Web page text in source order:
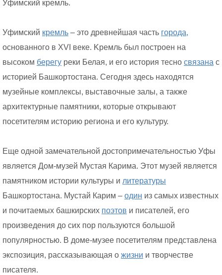
Уфимский кремль.
Уфимский кремль – это древнейшая часть города,
основанного в XVI веке. Kремль был построен на
высоком берегу реки Белая, и его история тесно связана с
историей Башкортостана. Сегодня здесь находятся
музейные комплексы, выставочные залы, а также
архитектурные памятники, которые открывают
посетителям историю региона и его культуру.
Еще одной замечательной достопримечательностью Уфы
является Дом-музей Мустая Карима. Этот музей является
памятником истории культуры и литературы
Башкортостана. Мустай Карим – один из самых известных
и почитаемых башкирских поэтов и писателей, его
произведения до сих пор пользуются большой
популярностью. В доме-музее посетителям представлена
экспозиция, рассказывающая о жизни и творчестве
писателя.